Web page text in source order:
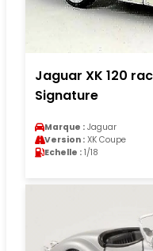
Jaguar XK 120
Signature
Marque : Jaguar
Version : XK Coupe
Echelle : 1/18